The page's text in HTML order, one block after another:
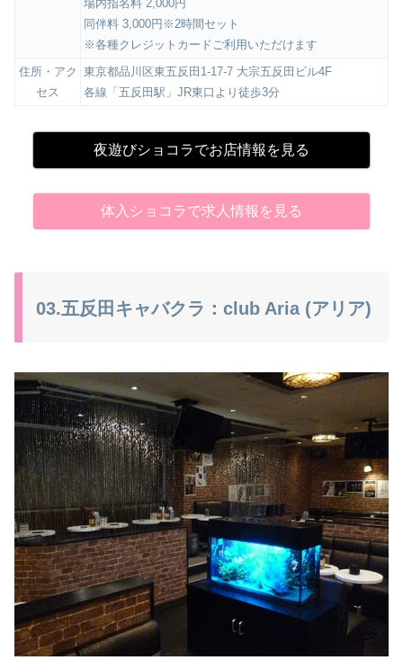
場内指名料 2,000円
同伴料 3,000円※2時間セット
※各種クレジットカードご利用いただけます
住所・アク
セス
東京都品川区東五反田1-17-7 大宗五反田ビル4F
各線「五反田駅」JR東口より徒歩3分
夜遊びショコラでお店情報を見る
体入ショコラで求人情報を見る
03.五反田キャバクラ：club Aria (アリア)